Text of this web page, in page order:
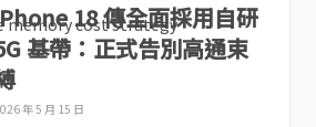
18 傳全面採用自研
基帶：正式告別高通束
年 5 月 15 日